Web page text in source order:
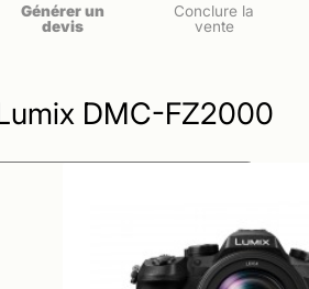
Générer un
devis
Conclure la
vente
DMC-FZ2000